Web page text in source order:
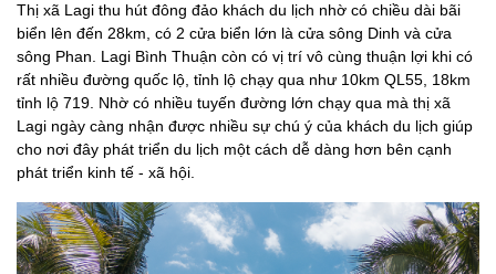
Thị xã Lagi thu hút đông đảo khách du lịch nhờ có chiều dài bãi
biển lên đến 28km, có 2 cửa biển lớn là cửa sông Dinh và cửa
sông Phan. Lagi Bình Thuận còn có vị trí vô cùng thuận lợi khi có
rất nhiều đường quốc lộ, tỉnh lộ chạy qua như 10km QL55, 18km
tỉnh lộ 719. Nhờ có nhiều tuyến đường lớn chạy qua mà thị xã
Lagi ngày càng nhận được nhiều sự chú ý của khách du lịch giúp
cho nơi đây phát triển du lịch một cách dễ dàng hơn bên cạnh
phát triển kinh tế - xã hội.